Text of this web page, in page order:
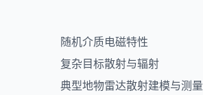
随机介质电磁特性
复杂目标散射与辐射
典型地物雷达散射建模与测量